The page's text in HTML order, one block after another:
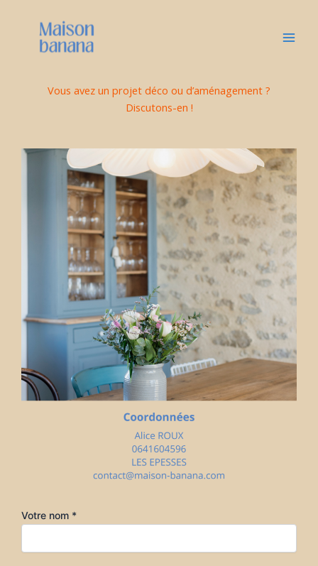
Vous avez un projet déco ou d’aménagement ?
Discutons-en !
Votre nom *